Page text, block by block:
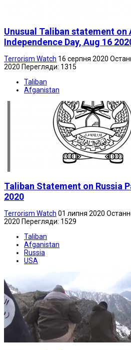
Unusual Taliban statement on
Independence Day, Aug 16
Terrorism Watch 16 серпня 2020
2020 Перегляди: 1315
Taliban
Afganistan
Taliban Statement on Russia
2020
Terrorism Watch 01 липня 2020
2020 Перегляди: 1529
Taliban
Afganistan
Russia
USA